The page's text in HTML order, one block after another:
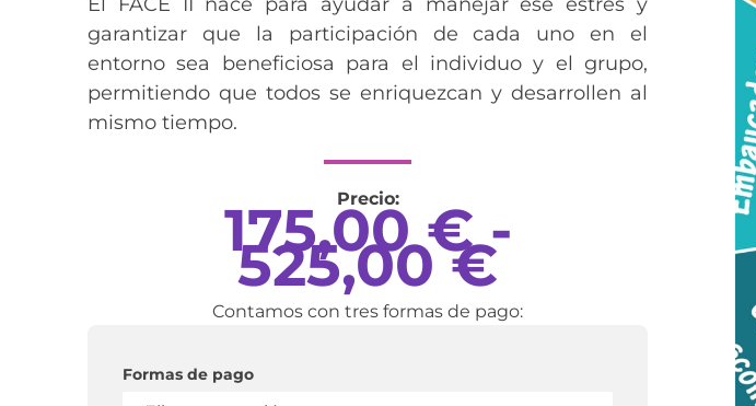
garantizar que la participación de cada uno en el
entorno sea beneficiosa para el individuo y el grupo,
permitiendo que todos se enriquezcan y desarrollen al
mismo tiempo.
Precio:
175,00€ -
525,00€
Contamos con tres formas de pago:
Formas de pago